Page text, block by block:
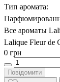
Тип аромата:
Все ароматы
Lalique Fleur de
0 грн
Повідомити